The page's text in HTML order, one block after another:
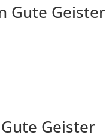
Gute Geister
Geister